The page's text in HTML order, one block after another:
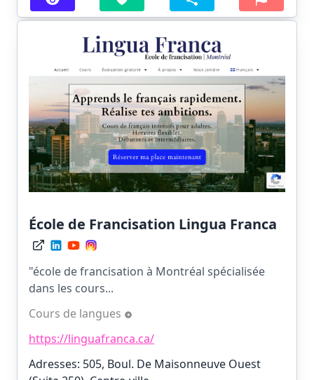
École de Francisation Lingua Franca
"école de francisation à Montréal spécialisée
dans les cours...
Cours de langues
https://linguafranca.ca/
Adresses: 505, Boul. De Maisonneuve Ouest